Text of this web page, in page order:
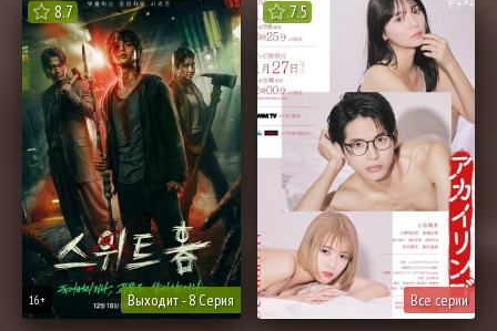
8.7
Выходит - 8 Серия
16+
7.5
Все серии